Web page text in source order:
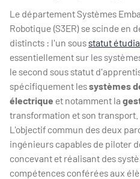
Le département Systèmes
Robotique (S3ER) se scinde en
distincts : l'un sousstatut
essentiellement sur les
le second sous statut
spécifiquement lessystèmes
électrique et notamment la
transformation et son transport.
L'objectif commun des deux
ingénieurs capables de piloter
concevant et réalisant des
compétences conférées aux